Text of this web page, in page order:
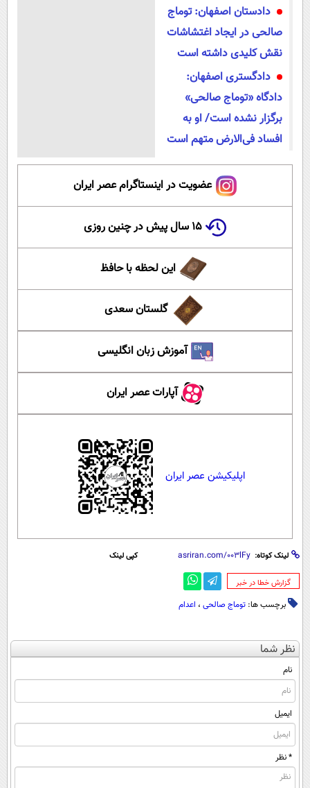
دادستان اصفهان: توماج
صالحی در ایجاد اغتشاشات
نقش کلیدی داشته است
دادگستری اصفهان:
دادگاه «توماج صالحی»
برگزار نشده است/ او به
افساد فی‌الارض متهم است
عضویت در اینستاگرام عصر ایران
۱۵ سال پیش در چنین روزی
این لحظه با حافظ
گلستان سعدی
آموزش زبان انگلیسی
آپارات عصر ایران
اپلیکیشن عصر ایران
لینک کوتاه: کپی لینک
‌گزارش خطا در خبر
برچسب ها: توماج صالحی ، اعدام
نظر شما
نام
ایمیل
* نظر